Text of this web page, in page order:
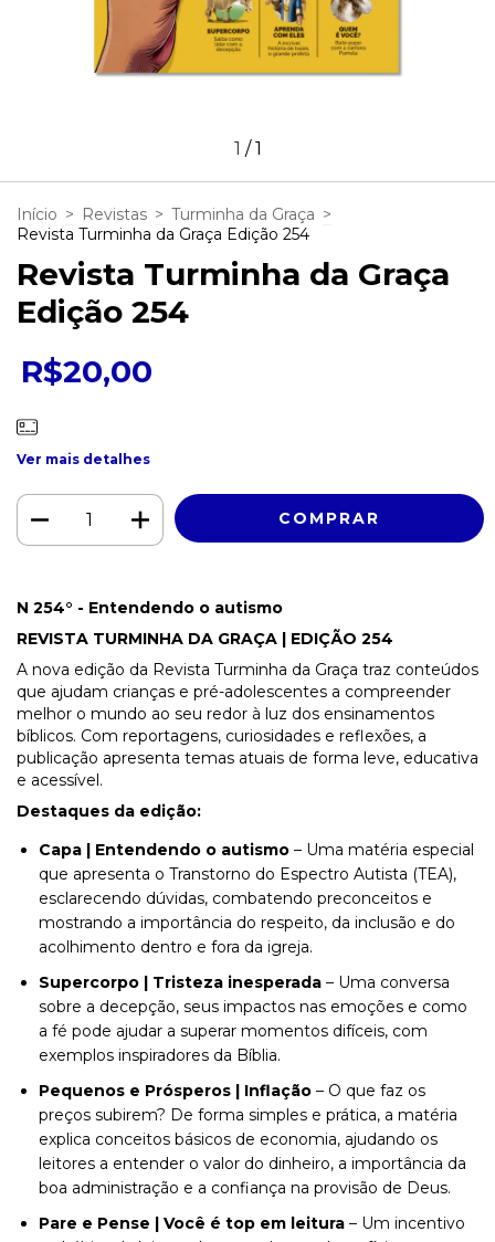
1 /1
Início > Revistas > Turminha da Graça >
Revista Turminha da Graça Edição 254
Revista Turminha da Graça
Edição 254
R$20,00
Ver mais detalhes
N 254° - Entendendo o autismo
REVISTA TURMINHA DA GRAÇA | EDIÇÃO 254
A nova edição da Revista Turminha da Graça traz conteúdos
que ajudam crianças e pré-adolescentes a compreender
melhor o mundo ao seu redor à luz dos ensinamentos
bíblicos. Com reportagens, curiosidades e reflexões, a
publicação apresenta temas atuais de forma leve, educativa
e acessível.
Destaques da edição:
Capa | Entendendo o autismo – Uma matéria especial
que apresenta o Transtorno do Espectro Autista (TEA),
esclarecendo dúvidas, combatendo preconceitos e
mostrando a importância do respeito, da inclusão e do
acolhimento dentro e fora da igreja.
Supercorpo | Tristeza inesperada – Uma conversa
sobre a decepção, seus impactos nas emoções e como
a fé pode ajudar a superar momentos difíceis, com
exemplos inspiradores da Bíblia.
Pequenos e Prósperos | Inflação – O que faz os
preços subirem? De forma simples e prática, a matéria
explica conceitos básicos de economia, ajudando os
leitores a entender o valor do dinheiro, a importância da
boa administração e a confiança na provisão de Deus.
Pare e Pense | Você é top em leitura – Um incentivo